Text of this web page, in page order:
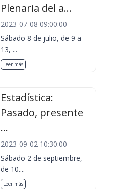
Plenaria del a...
2023-07-08 09:00:00
Sábado 8 de julio, de 9 a
13, ...
Leer más
Estadística:
Pasado, presente
...
2023-09-02 10:30:00
Sábado 2 de septiembre,
de 10....
Leer más